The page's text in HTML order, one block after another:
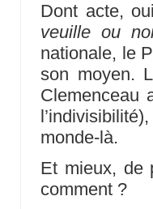
Dont acte, oui
veuille ou
nationale, le
son moyen.
Clemenceau
monde-là.
Et mieux, de
comment ?